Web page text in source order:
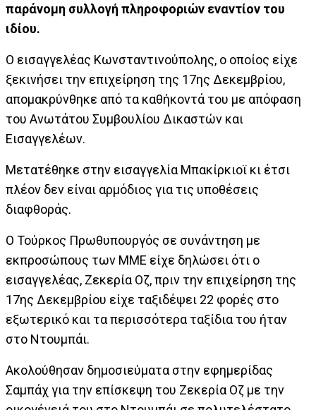
παράνομη συλλογή πληροφοριών εναντίον του
ιδίου.
Ο εισαγγελέας Κωνσταντινούπολης, ο οποίος είχε
ξεκινήσει την επιχείρηση της 17ης Δεκεμβρίου,
απομακρύνθηκε από τα καθήκοντά του με απόφαση
του Ανωτάτου Συμβουλίου Δικαστών και
Εισαγγελέων.
Μετατέθηκε στην εισαγγελία Μπακίρκιοϊ κι έτσι
πλέον δεν είναι αρμόδιος για τις υποθέσεις
διαφθοράς.
Ο Τούρκος Πρωθυπουργός σε συνάντηση με
εκπροσώπους των ΜΜΕ είχε δηλώσει ότι ο
εισαγγελέας, Ζεκερία Οζ, πριν την επιχείρηση της
17ης Δεκεμβρίου είχε ταξιδέψει 22 φορές στο
εξωτερικό και τα περισσότερα ταξίδια του ήταν
στο Ντουμπάι.
Ακολούθησαν δημοσιεύματα στην εφημερίδας
Σαμπάχ για την επίσκεψη του Ζεκερία Οζ με την